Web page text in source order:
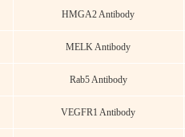
HMGA2 Antibody
MELK Antibody
Rab5 Antibody
VEGFR1 Antibody